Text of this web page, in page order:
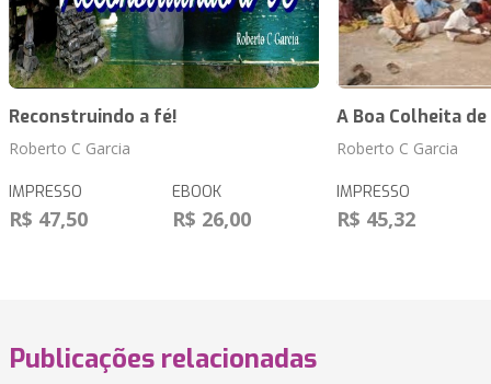
Reconstruindo a fé!
Roberto C Garcia
IMPRESSO
R$ 47,50
EBOOK
R$ 26,00
A Boa Colheita
Roberto C Garcia
IMPRESSO
R$ 45,32
Publicações relacionadas